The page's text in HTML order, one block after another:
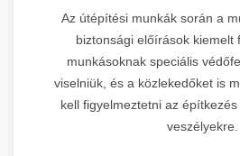
Az útépítési munkák során a
biztonsági előírások kiemelt
munkásoknak speciális
viselniük, és a közlekedőket is
kell figyelmeztetni az
veszélyekre.